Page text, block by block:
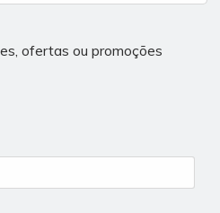
ofertas ou promoções